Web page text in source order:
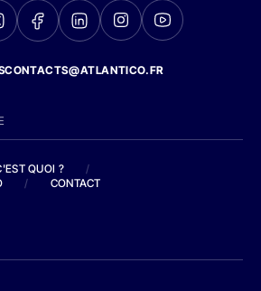
QUOI ?
/
/ CONTACT